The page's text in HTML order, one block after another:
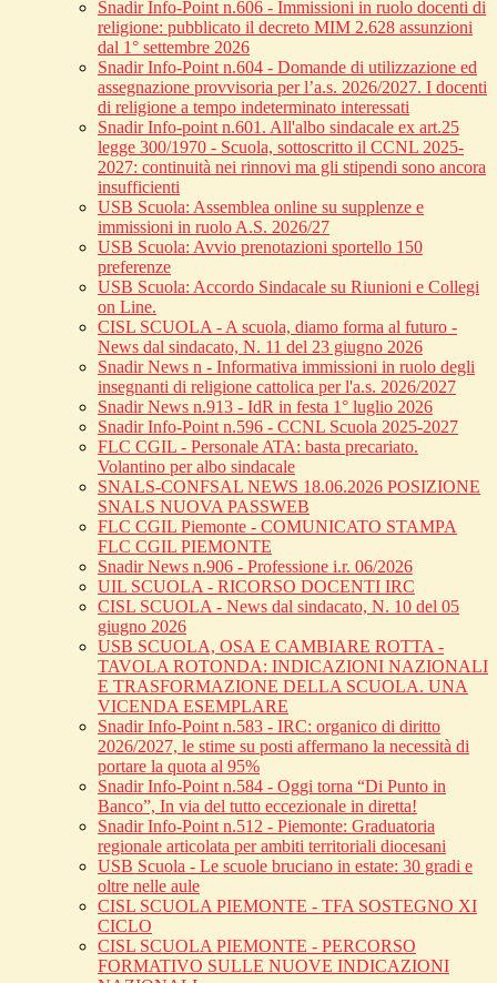
Snadir Info-Point n.606 - Immissioni in ruolo docenti di
religione: pubblicato il decreto MIM 2.628 assunzioni
dal 1° settembre 2026
Snadir Info-Point n.604 - Domande di utilizzazione ed
assegnazione provvisoria per l’a.s. 2026/2027. I docenti
di religione a tempo indeterminato interessati
Snadir Info-point n.601. All'albo sindacale ex art.25
legge 300/1970 - Scuola, sottoscritto il CCNL 2025-
2027: continuità nei rinnovi ma gli stipendi sono ancora
insufficienti
USB Scuola: Assemblea online su supplenze e
immissioni in ruolo A.S. 2026/27
USB Scuola: Avvio prenotazioni sportello 150
preferenze
USB Scuola: Accordo Sindacale su Riunioni e Collegi
on Line.
CISL SCUOLA - A scuola, diamo forma al futuro -
News dal sindacato, N. 11 del 23 giugno 2026
Snadir News n - Informativa immissioni in ruolo degli
insegnanti di religione cattolica per l'a.s. 2026/2027
Snadir News n.913 - IdR in festa 1° luglio 2026
Snadir Info-Point n.596 - CCNL Scuola 2025-2027
FLC CGIL - Personale ATA: basta precariato.
Volantino per albo sindacale
SNALS-CONFSAL NEWS 18.06.2026 POSIZIONE
SNALS NUOVA PASSWEB
FLC CGIL Piemonte - COMUNICATO STAMPA
FLC CGIL PIEMONTE
Snadir News n.906 - Professione i.r. 06/2026
UIL SCUOLA - RICORSO DOCENTI IRC
CISL SCUOLA - News dal sindacato, N. 10 del 05
giugno 2026
USB SCUOLA, OSA E CAMBIARE ROTTA -
TAVOLA ROTONDA: INDICAZIONI NAZIONALI
E TRASFORMAZIONE DELLA SCUOLA. UNA
VICENDA ESEMPLARE
Snadir Info-Point n.583 - IRC: organico di diritto
2026/2027, le stime su posti affermano la necessità di
portare la quota al 95%
Snadir Info-Point n.584 - Oggi torna “Di Punto in
Banco”, In via del tutto eccezionale in diretta!
Snadir Info-Point n.512 - Piemonte: Graduatoria
regionale articolata per ambiti territoriali diocesani
USB Scuola - Le scuole bruciano in estate: 30 gradi e
oltre nelle aule
CISL SCUOLA PIEMONTE - TFA SOSTEGNO XI
CICLO
CISL SCUOLA PIEMONTE - PERCORSO
FORMATIVO SULLE NUOVE INDICAZIONI